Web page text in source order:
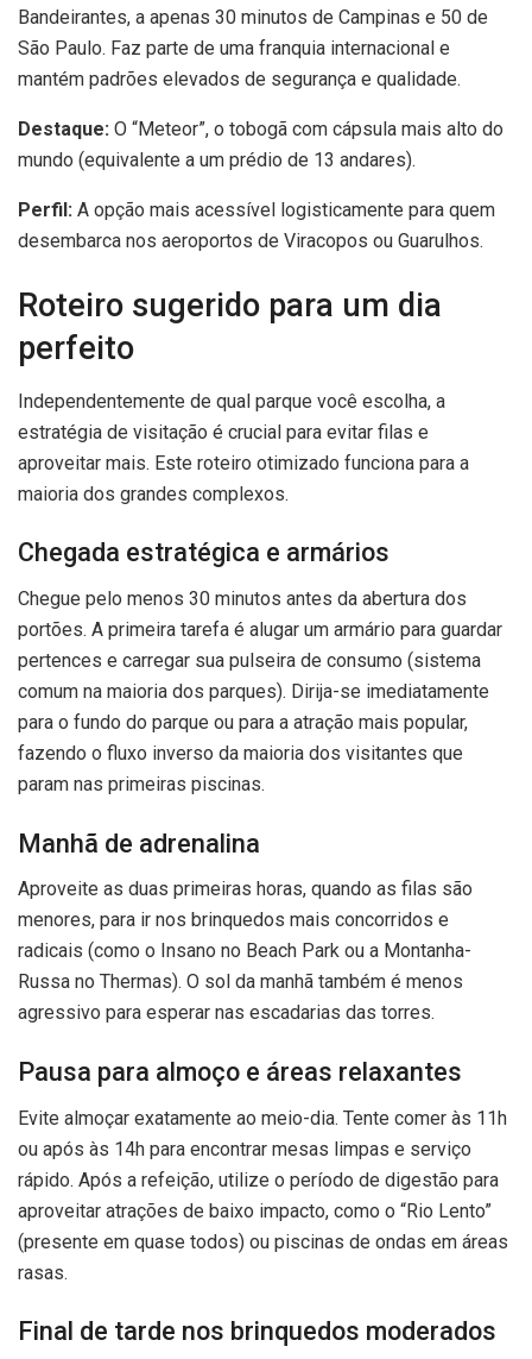
Bandeirantes, a apenas 30 minutos de Campinas e 50 de
São Paulo. Faz parte de uma franquia internacional e
mantém padrões elevados de segurança e qualidade.
Destaque: O “Meteor”, o tobogã com cápsula mais alto do
mundo (equivalente a um prédio de 13 andares).
Perfil: A opção mais acessível logisticamente para quem
desembarca nos aeroportos de Viracopos ou Guarulhos.
Roteiro sugerido para um dia
perfeito
Independentemente de qual parque você escolha, a
estratégia de visitação é crucial para evitar filas e
aproveitar mais. Este roteiro otimizado funciona para a
maioria dos grandes complexos.
Chegada estratégica e armários
Chegue pelo menos 30 minutos antes da abertura dos
portões. A primeira tarefa é alugar um armário para guardar
pertences e carregar sua pulseira de consumo (sistema
comum na maioria dos parques). Dirija-se imediatamente
para o fundo do parque ou para a atração mais popular,
fazendo o fluxo inverso da maioria dos visitantes que
param nas primeiras piscinas.
Manhã de adrenalina
Aproveite as duas primeiras horas, quando as filas são
menores, para ir nos brinquedos mais concorridos e
radicais (como o Insano no Beach Park ou a Montanha-
Russa no Thermas). O sol da manhã também é menos
agressivo para esperar nas escadarias das torres.
Pausa para almoço e áreas relaxantes
Evite almoçar exatamente ao meio-dia. Tente comer às 11h
ou após às 14h para encontrar mesas limpas e serviço
rápido. Após a refeição, utilize o período de digestão para
aproveitar atrações de baixo impacto, como o “Rio Lento”
(presente em quase todos) ou piscinas de ondas em áreas
rasas.
Final de tarde nos brinquedos moderados